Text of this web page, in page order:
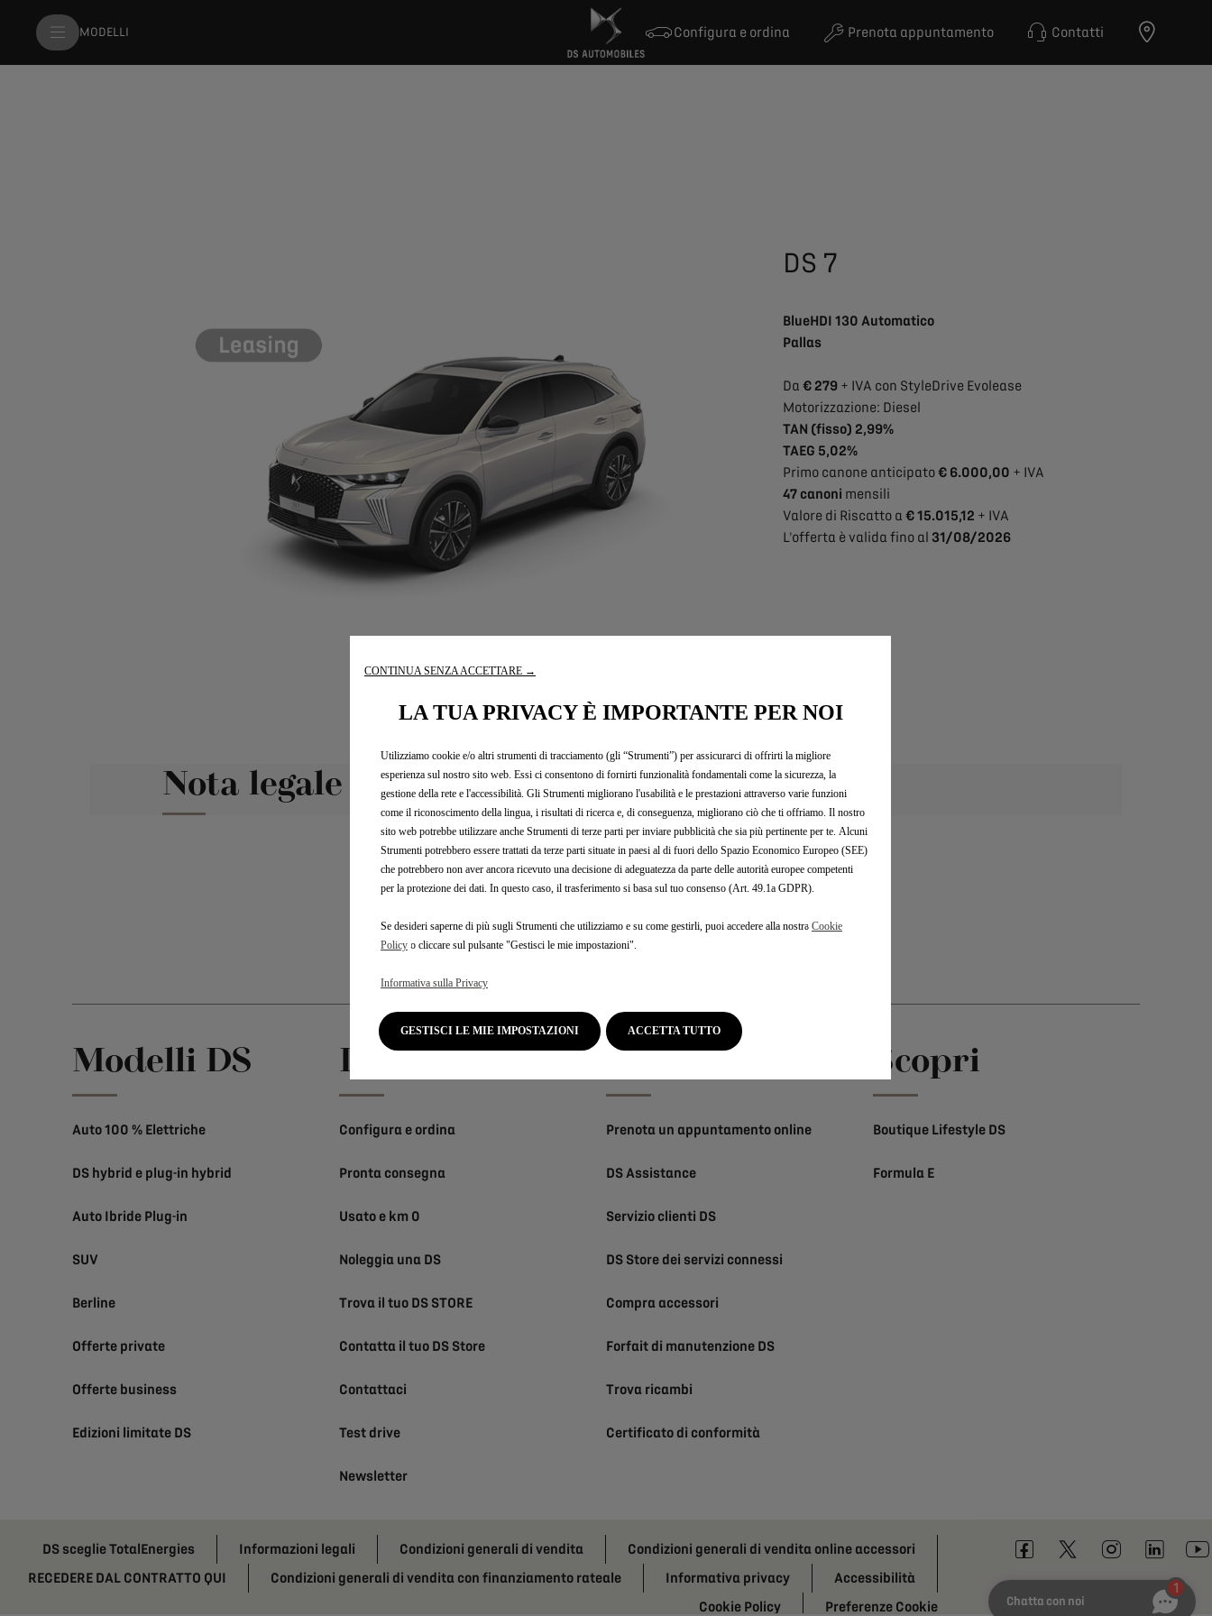
MODELLI Configura e ordina Prenota appuntamento Contatti
DS 7
BlueHDI 130 Automatico
Pallas
Da € 279 + IVA con StyleDrive Evolease
Motorizzazione: Diesel
TAN (fisso) 2,99%
TAEG 5,02%
Primo canone anticipato€ 6.000,00 + IVA
47 canoni mensili
Valore di Riscatto a € 15.015,12 + IVA
L'offerta è valida fino al 31/08/2026
Nota legale e consumi
Iscrizione newsletter
Modelli DS
Auto 100 % Elettriche
DS hybrid e plug-in hybrid
Auto Ibride Plug-in
SUV
Berline
Offerte private
Offerte business
Edizioni limitate DS
Link utili
Configura e ordina
Pronta consegna
Usato e km 0
Noleggia una DS
Trova il tuo DS STORE
Contatta il tuo DS Store
Contattaci
Test drive
Newsletter
Post-Vendita
Prenota un appuntamento online
DS Assistance
Servizio clienti DS
DS Store dei servizi connessi
Compra accessori
Forfait di manutenzione DS
Trova ricambi
Certificato di conformità
Scopri
Boutique Lifestyle DS
Formula E
DS sceglie TotalEnergies Informazioni legali Condizioni generali di vendita
Condizioni generali di vendita online accessori
RECEDERE DAL CONTRATTO QUI
Condizioni generali di vendita con finanziamento rateale Informativa privacy
Accessibilità
Cookie Policy
Preferenze Cookie
CONTINUA SENZA ACCETTARE →
LA TUA PRIVACY È IMPORTANTE PER NOI
Utilizziamo cookie e/o altri strumenti di tracciamento (gli “Strumenti”) per assicurarci di offrirti la migliore
esperienza sul nostro sito web. Essi ci consentono di fornirti funzionalità fondamentali come la sicurezza, la
gestione della rete e l'accessibilità. Gli Strumenti migliorano l'usabilità e le prestazioni attraverso varie funzioni
come il riconoscimento della lingua, i risultati di ricerca e, di conseguenza, migliorano ciò che ti offriamo. Il nostro
sito web potrebbe utilizzare anche Strumenti di terze parti per inviare pubblicità che sia più pertinente per te. Alcuni
Strumenti potrebbero essere trattati da terze parti situate in paesi al di fuori dello Spazio Economico Europeo (SEE)
che potrebbero non aver ancora ricevuto una decisione di adeguatezza da parte delle autorità europee competenti
per la protezione dei dati. In questo caso, il trasferimento si basa sul tuo consenso (Art. 49.1a GDPR).
Se desideri saperne di più sugli Strumenti che utilizziamo e su come gestirli, puoi accedere alla nostra Cookie
Policy o cliccare sul pulsante "Gestisci le mie impostazioni".
Informativa sulla Privacy
GESTISCI LE MIE IMPOSTAZIONI ACCETTA TUTTO
Chatta con noi
1